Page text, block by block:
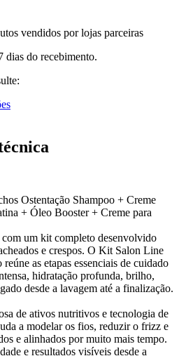
vendidos por lojas parceiras
dias do recebimento.
Ostentação Shampoo + Creme
+ Óleo Booster + Creme para
um kit completo desenvolvido
e crespos. O Kit Salon Line
as etapas essenciais de cuidado
hidratação profunda, brilho,
desde a lavagem até a finalização.
de ativos nutritivos e tecnologia de
a modelar os fios, reduzir o frizz e
e alinhados por muito mais tempo.
e resultados visíveis desde a